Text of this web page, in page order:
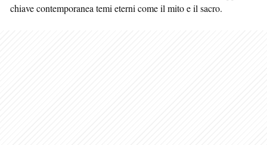
chiave contemporanea temi eterni come il mito e il sacro.